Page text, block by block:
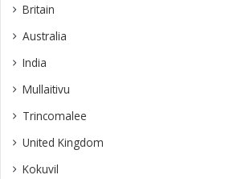
Britain
Australia
India
Mullaitivu
Trincomalee
United Kingdom
Kokuvil